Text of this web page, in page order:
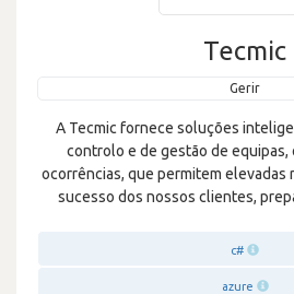
Tecmic
Gerir
A Tecmic fornece soluções
controlo e de gestão de equipas,
ocorrências, que permitem elevadas
sucesso dos nossos clientes,
c#
azure